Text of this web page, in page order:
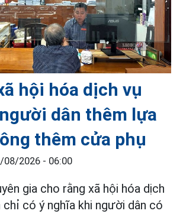
hội hóa dịch vụ
dân thêm lựa
thêm cửa phụ
08/2026 - 06:00
gia cho rằng xã hội hóa dịch
có ý nghĩa khi người dân có